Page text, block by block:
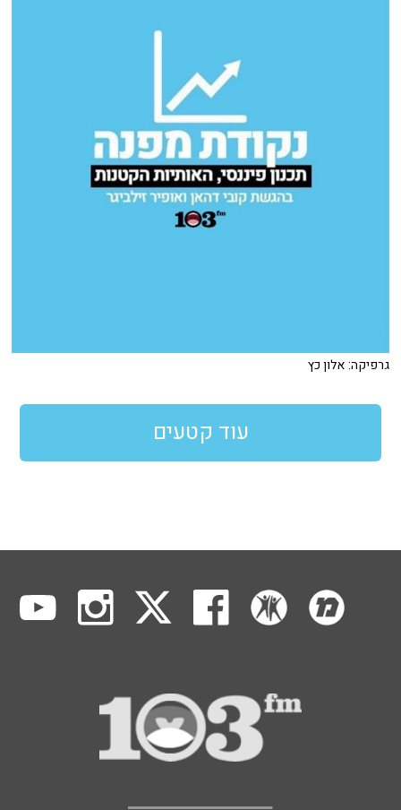
גרפיקה: אלון כץ
עוד קטעים